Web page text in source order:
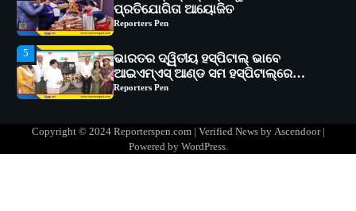
ଆଇଏମ୍‌ଏସ୍ ଆଣ୍ଡ ସମ ହସ୍ପିଟାଲ୍‌ରେ
ଅତ୍ୟାଧୁନିକ ଡିଜିସ୍କାନର ସ୍ଥାପନ
Reporters Pen
1
ସୋଆ ପକ୍ଷରୁ ରାୱେ କାର୍ଯ୍ୟକ୍ରମ ଅଧୀନରେ
୧୧ଟି ଗ୍ରାମରେ ୧୬ଟି କୃଷକ ପ୍ରଶିକ୍ଷଣ
କାର୍ଯ୍ୟକ୍ରମ ଆୟୋଜିତ
Reporters Pen
ବିଶ୍ୱବିଦ୍ୟାଳୟର ସଫଳତା, ଉତ୍କର୍ଷତା ଓ
ଅଗ୍ରଗତିର ସ୍ମୃତିଚାରଣ
Reporters Pen
Copyright © 2024 Reporterspen.com | Verified News by Ascendoor|
Powered by WordPress.